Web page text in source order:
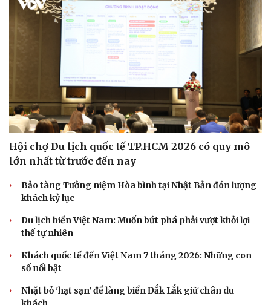
Sức khỏe
Dinh dưỡng - món ngon
Cây thuốc
Sản phụ khoa
Nhi khoa
Nam khoa
Phòng mạch online
Ăn sạch sống khỏe
Blog
Hội chợ Du lịch quốc tế TP.HCM 2026 có quy mô
lớn nhất từ trước đến nay
Bảo tàng Tưởng niệm Hòa bình tại Nhật Bản đón lượng
khách kỷ lục
Du lịch biển Việt Nam: Muốn bứt phá phải vượt khỏi lợi
thế tự nhiên
Khách quốc tế đến Việt Nam 7 tháng 2026: Những con
số nổi bật
Nhặt bỏ 'hạt sạn' để làng biển Đắk Lắk giữ chân du